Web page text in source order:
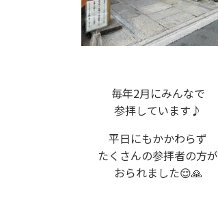
毎年2月にみんなで
参拝しています♪
平日にもかかわらず
たくさんの参拝者の方が
おられました😌🙏